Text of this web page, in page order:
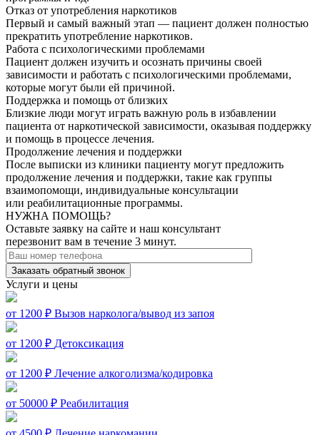
Отказ от употребления наркотиков
Первый и самый важный этап — пациент должен полностью
прекратить употребление наркотиков.
Работа с психологическими проблемами
Пациент должен изучить и осознать причины своей
зависимости и работать с психологическими проблемами,
которые могут были ей причиной.
Поддержка и помощь от близких
Близкие люди могут играть важную роль в избавлении
пациента от наркотической зависимости, оказывая поддержку
и помощь в процессе лечения.
Продолжение лечения и поддержки
После выписки из клиники пациенту могут предложить
продолжение лечения и поддержки, такие как группы
взаимопомощи, индивидуальные консультации
или реабилитационные программы.
НУЖНА ПОМОЩЬ?
Оставьте заявку на сайте и наш консультант
перезвонит вам в течение 3 минут.
Заказать обратный звонок
Услуги и цены
от 1200 ₽ Вызов нарколога/вывод из запоя
от 1200 ₽ Детоксикация
от 1200 ₽ Лечение алкоголизма/кодировка
от 50000 ₽ Реабилитация